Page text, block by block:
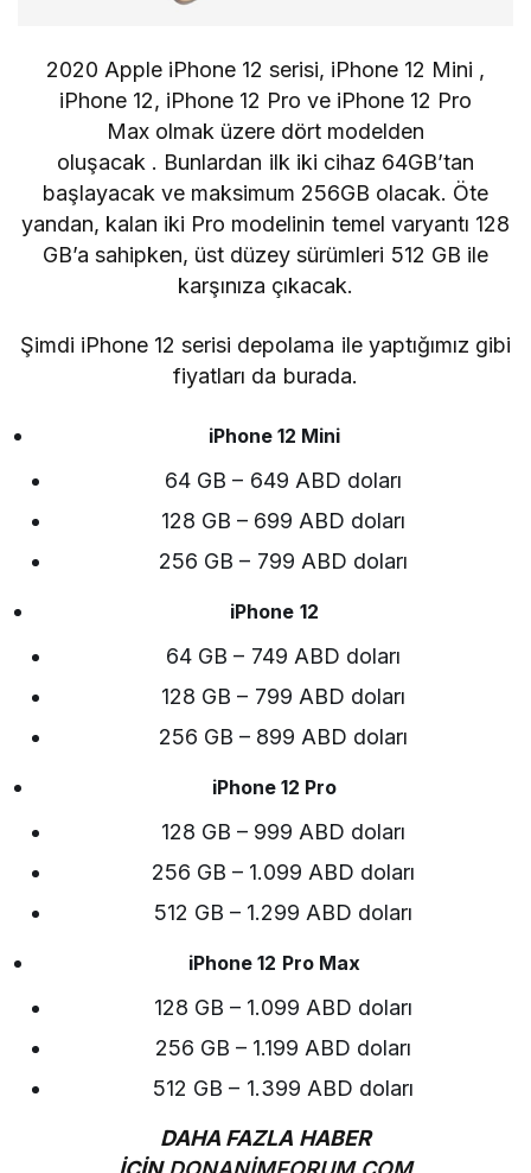
2020 AppleiPhone 12 serisi, iPhone 12 Mini ,
iPhone 12, iPhone 12 Pro ve iPhone 12 Pro
Max olmak üzere dört modelden
oluşacak . Bunlardan ilk iki cihaz 64GB’tan
başlayacak ve maksimum 256GB olacak. Öte
yandan, kalan iki Pro modelinin temel varyantı 128
GB’a sahipken, üst düzey sürümleri 512 GB ile
karşınıza çıkacak.
Şimdi iPhone 12 serisi depolama ile yaptığımız gibi
fiyatları da burada.
iPhone 12 Mini
64 GB – 649 ABD doları
128 GB – 699 ABD doları
256 GB – 799 ABD doları
iPhone 12
64 GB – 749 ABD doları
128 GB – 799 ABD doları
256 GB – 899 ABD doları
iPhone 12 Pro
128 GB – 999 ABD doları
256 GB – 1.099 ABD doları
512 GB – 1.299 ABD doları
iPhone 12 Pro Max
128 GB – 1.099 ABD doları
256 GB – 1.199 ABD doları
512 GB – 1.399 ABD doları
DAHA FAZLA HABER